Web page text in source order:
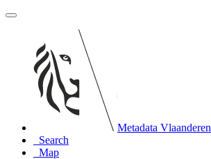
Metadata Vlaanderen
Search
Map